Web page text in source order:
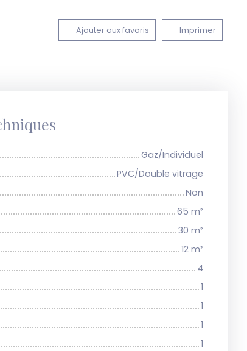
Ajouter aux favoris Imprimer
Gaz/Individuel
PVC/Double vitrage
Non
65 m²
30 m²
12 m²
4
1
1
1
1